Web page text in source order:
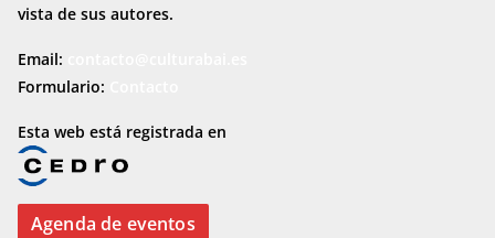
vista de sus autores.
Email:
Formulario:
Esta web está registrada en
Agenda de eventos